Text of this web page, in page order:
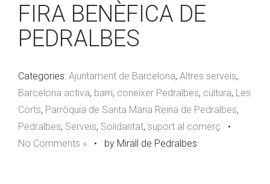
FIRA BENÈFICA DE
PEDRALBES
Categories: Ajuntament de Barcelona, Altres serveis,
Barcelona activa, barri, coneixer Pedralbes, cultura, Les
Corts, Parròquia de Santa Maria Reina de Pedralbes,
Pedralbes, Serveis, Solidaritat, suport al comerç •
No Comments » • by Mirall de Pedralbes